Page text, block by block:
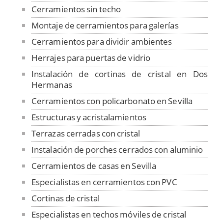
Cerramientos sin techo
Montaje de cerramientos para galerías
Cerramientos para dividir ambientes
Herrajes para puertas de vidrio
Instalación de cortinas de cristal en Dos
Hermanas
Cerramientos con policarbonato en Sevilla
Estructuras y acristalamientos
Terrazas cerradas con cristal
Instalación de porches cerrados con aluminio
Cerramientos de casas en Sevilla
Especialistas en cerramientos con PVC
Cortinas de cristal
Especialistas en techos móviles de cristal